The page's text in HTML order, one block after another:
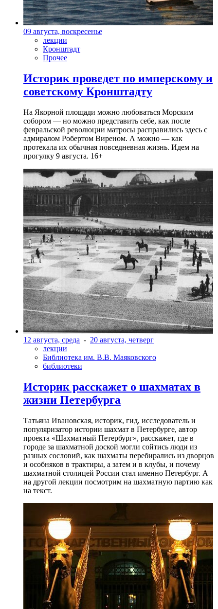
09 августа, воскресенье
лекции
Кронштадт
Прочее
Историк проведет по имперскому и
советскому Кронштадту
На Якорной площади можно любоваться Морским
собором — но можно представить себе, как после
февральской революции матросы расправились здесь с
адмиралом Робертом Виреном. А можно — как
протекала их обычная повседневная жизнь. Идем на
прогулку 9 августа. 16+
12 августа, среда - 20 августа, четверг
лекции
Библиотека им. В.В. Маяковского
библиотеки
Историк расскажет о шахматах в
жизни Петербурга
Татьяна Ивановская, историк, гид, исследователь и
популяризатор истории шахмат в Петербурге, автор
проекта «Шахматный Петербург», расскажет, где в
городе за шахматной доской могли сойтись люди из
разных сословий, как шахматы перебирались из дворцов
и особняков в трактиры, а затем и в клубы, и почему
шахматной столицей России стал именно Петербург. А
на другой лекции посмотрим на шахматную партию как
на текст.